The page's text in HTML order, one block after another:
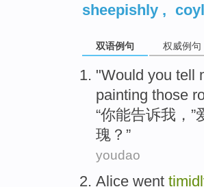
sheepishly ,
双语例句 权威例句
"Would you tell
painting those
“你能告诉我 ，”
瑰 ？”
youdao
Alice went